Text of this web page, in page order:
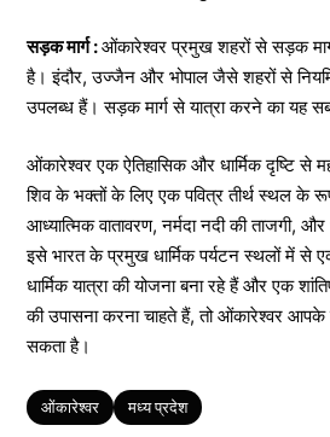
सड़क मार्ग :ओंकारेश्वर प्रमुख शहरों से सड़क
है। इंदौर, उज्जैन और भोपाल जैसे शहरों से
उपलब्ध हैं। सड़क मार्ग से यात्रा करने का यह
ओंकारेश्वर एक ऐतिहासिक और धार्मिक दृष्टि से
शिव के भक्तों के लिए एक पवित्र तीर्थ स्थल के
आध्यात्मिक वातावरण, नर्मदा नदी की ताजगी,
इसे भारत के प्रमुख धार्मिक पर्यटन स्थलों में से
धार्मिक यात्रा की योजना बना रहे हैं और एक
की उपासना करना चाहते हैं, तो ओंकारेश्वर
सकता है।
Tags
ओंकारेश्वर मध्य प्रदेश